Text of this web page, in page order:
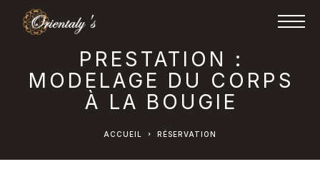
PRESTATION :
MODELAGE DU CORPS
À LA BOUGIE
ACCUEIL RÉSERVATION